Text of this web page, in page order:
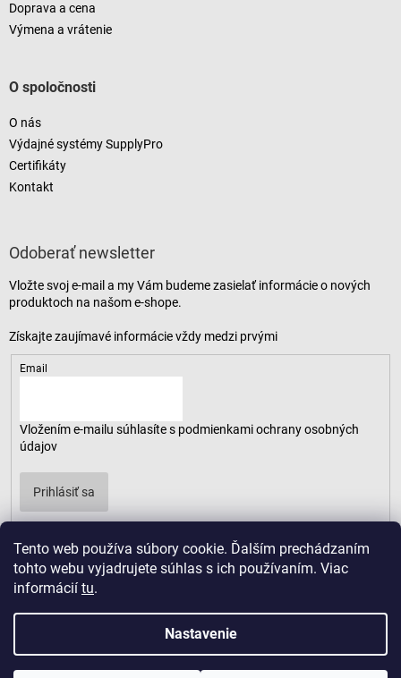
Tento web používa súbory cookie. Ďalším prechádzaním
tohto webu vyjadrujete súhlas s ich používaním. Viac
informácií tu.
Nastavenie
Doprava a cena
Výmena a vrátenie
O spoločnosti
O nás
Výdajné systémy SupplyPro
Certifikáty
Kontakt
Odoberať newsletter
Vložte svoj e-mail a my Vám budeme zasielať informácie o nových
produktoch na našom e-shope.
Email
Vložením e-mailu súhlasíte s podmienkami ochrany osobných
údajov
Prihlásiť sa